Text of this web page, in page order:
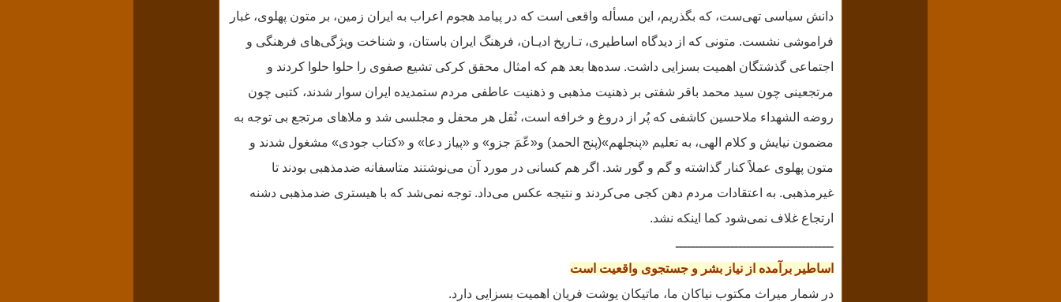
دانش سیاسی تهی‌ست، که بگذریم، این مسأله واقعی است که در پیامد هجوم اعراب به ایران زمین، بر متون پهلوی، غبار
فراموشی نشست. متونی که از دیدگاه اساطیری، تـاریخ ادیـان، فرهنگ ایران باستان، و شناخت ویژگی‌های فرهنگی و
اجتماعی گذشتگان اهمیت بسزایی داشت. سده‌ها بعد هم که امثال محقق کرکی تشیع صفوی را حلوا حلوا کردند و
مرتجعینی چون سید محمد باقر شفتی بر ذهنیت مذهبی و ذهنیت عاطفی مردم ستمدیده ایران سوار شدند، کتبی چون
روضه الشهداء ملاحسین کاشفی که پُر از دروغ و خرافه است، نُقل هر محفل و مجلسی شد و ملاهای مرتجع بی توجه به
مضمون نیایش و کلام الهی، به تعلیم «پنجلهم»(پنج الحمد) و«عّمَ جزو» و «پیاز دعا» و «کتاب جودی» مشغول شدند و
متون پهلوی عملاً کنار گذاشته و گم و گور شد. اگر هم کسانی در مورد آن می‌نوشتند متاسفانه ضدمذهبی بودند تا
غیرمذهبی. به اعتقادات مردم دهن کجی می‌کردند و نتیجه عکس می‌داد. توجه نمی‌شد که با هیستری ضدمذهبی دشنه
ارتجاع غلاف نمی‌شود کما اینکه نشد.
ــــــــــــــــــــــــــــــــــــــــ
اساطیر برآمده از نیاز بشر و جستجوی واقعیت است
در شمار میراث مکتوب نیاکان ما، ماتیکان یوشت فریان اهمیت بسزایی دارد.